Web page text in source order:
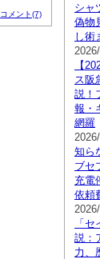
コメント(7)
シャ
偽物
し術
【
ス阪
説！
報・
網羅
知ら
ブセ
充電
依頼
「
説：
力、